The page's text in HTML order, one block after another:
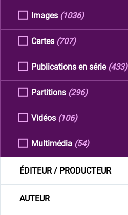
Images (1036)
Cartes (707)
Publications en série (433)
Partitions (296)
Vidéos (106)
Multimédia (54)
ÉDITEUR / PRODUCTEUR
AUTEUR